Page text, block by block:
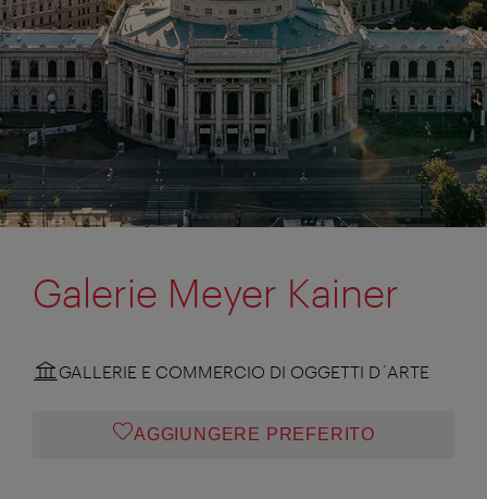
Galerie Meyer Kainer
GALLERIE E COMMERCIO DI OGGETTI D´ARTE
AGGIUNGERE PREFERITO